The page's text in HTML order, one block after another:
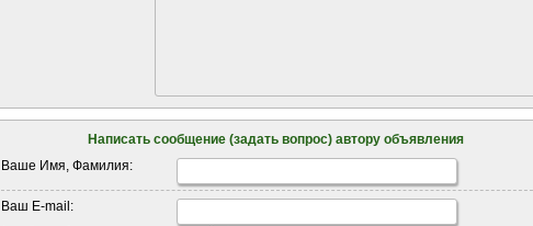
Написать сообщение (задать вопрос) автору объявления
Ваше Имя, Фамилия:
Ваш E-mail: